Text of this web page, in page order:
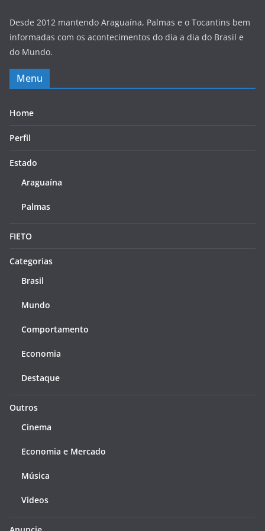
Desde 2012 mantendo Araguaína, Palmas e o Tocantins bem
informadas com os acontecimentos do dia a dia do Brasil e
do Mundo.
Menu
Home
Perfil
Estado
Araguaína
Palmas
FIETO
Categorias
Brasil
Mundo
Comportamento
Economia
Destaque
Outros
Cinema
Economia e Mercado
Música
Videos